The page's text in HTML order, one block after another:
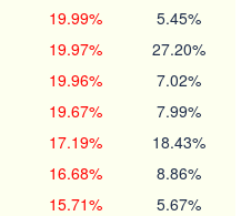
19.99% 5.45%
19.97% 27.20%
19.96% 7.02%
19.67% 7.99%
17.19% 18.43%
16.68% 8.86%
15.71% 5.67%